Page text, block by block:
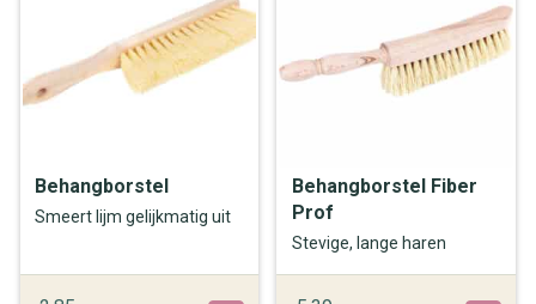
Behangborstel
Smeert lijm gelijkmatig uit
Behangborstel Fiber
Prof
Stevige, lange haren